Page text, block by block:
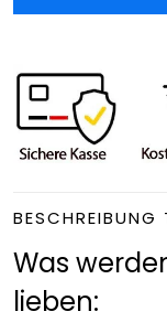
BESCHREIBUNG
Was
lieben: